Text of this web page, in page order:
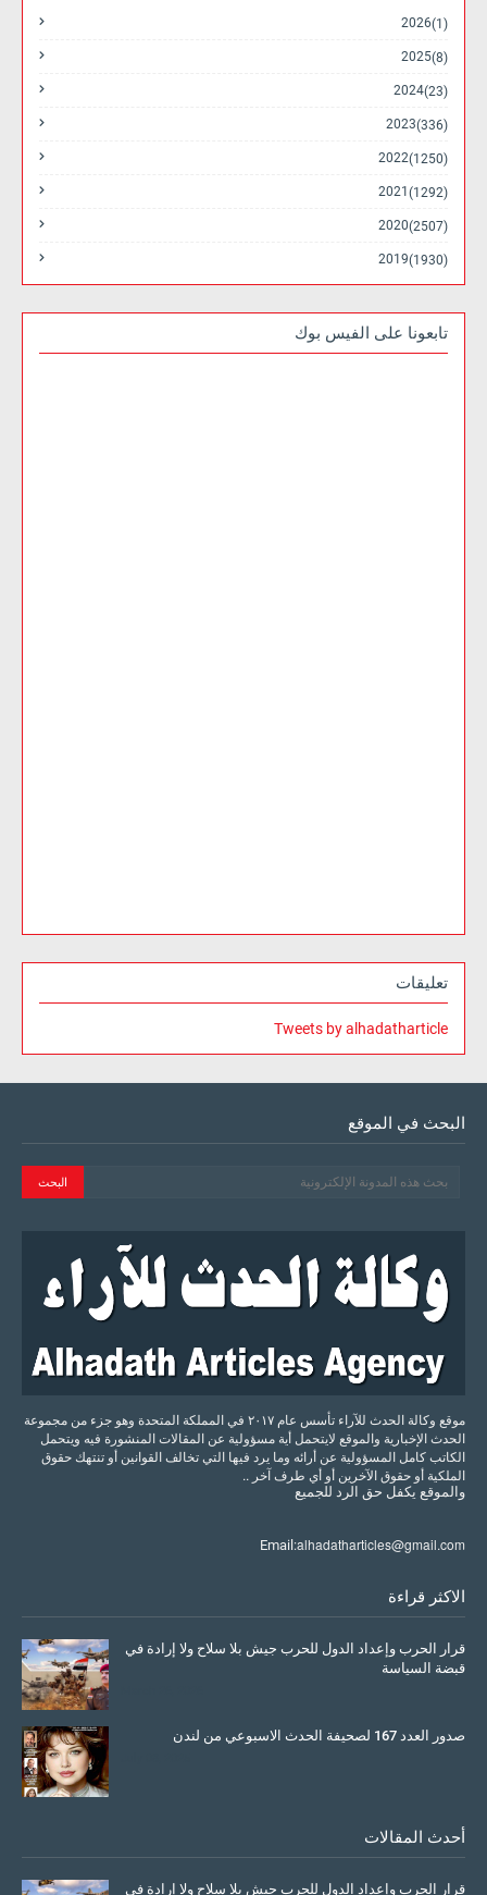
2026 (1)
2025 (8)
2024 (23)
2023 (336)
2022 (1250)
2021 (1292)
2020 (2507)
2019 (1930)
تابعونا على الفيس بوك
تعليقات
Tweets by alhadatharticle
البحث في الموقع
موقع وكالة الحدث للآراء تأسس عام ٢٠١٧ في المملكة المتحدة وهو جزء من مجموعة
الحدث الإخبارية والموقع لايتحمل أية مسؤولية عن المقالات المنشورة فيه ويتحمل
الكاتب كامل المسؤولية عن أرائه وما يرد فيها التي تخالف القوانين أو تنتهك حقوق
الملكية أو حقوق الآخرين أو أي طرف آخر ..
والموقع يكفل حق الرد للجميع
Email:alhadatharticles@gmail.com
الاكثر قراءة
قرار الحرب وإعداد الدول للحرب جيش بلا سلاح ولا إرادة في
قبضة السياسة
صدور العدد 167 لصحيفة الحدث الاسبوعي من لندن
أحدث المقالات
قرار الحرب وإعداد الدول للحرب جيش بلا سلاح ولا إرادة في